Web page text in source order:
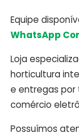
Equipe
WhatsApp
Loja
horticultura
e entregas por
comércio
Possuímos